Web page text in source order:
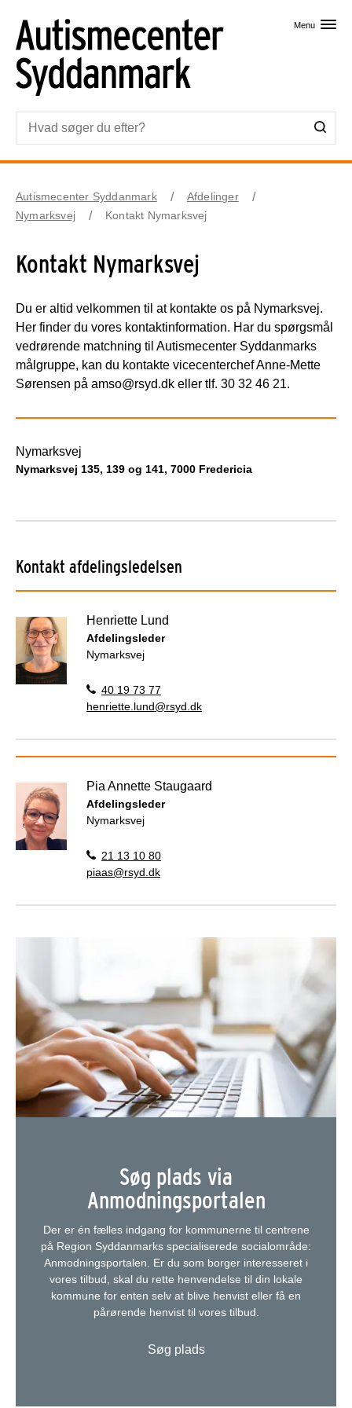
Menu
Autismecenter Syddanmark
Afdelinger
Nymarksvej
Kontakt Nymarksvej
Kontakt Nymarksvej
Du er altid velkommen til at kontakte os på Nymarksvej.
Her finder du vores kontaktinformation. Har du spørgsmål
vedrørende matchning til Autismecenter Syddanmarks
målgruppe, kan du kontakte vicecenterchef Anne-Mette
Sørensen på amso@rsyd.dk eller tlf. 30 32 46 21.
Nymarksvej
Nymarksvej 135, 139 og 141, 7000 Fredericia
Kontakt afdelingsledelsen
Henriette Lund
Afdelingsleder
Nymarksvej
40 19 73 77
henriette.lund@rsyd.dk
Pia Annette Staugaard
Afdelingsleder
Nymarksvej
21 13 10 80
piaas@rsyd.dk
Søg plads via
Anmodningsportalen
Der er én fælles indgang for kommunerne til centrene
på Region Syddanmarks specialiserede socialområde:
Anmodningsportalen. Er du som borger interesseret i
vores tilbud, skal du rette henvendelse til din lokale
kommune for enten selv at blive henvist eller få en
pårørende henvist til vores tilbud.
Søg plads